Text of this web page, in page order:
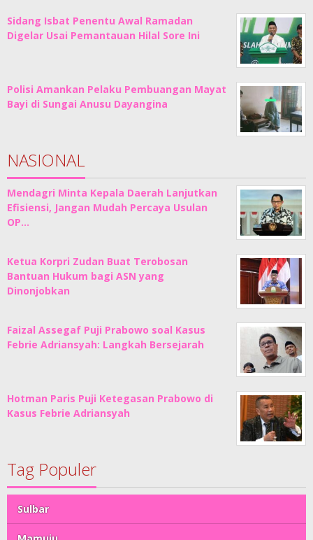
Sidang Isbat Penentu Awal Ramadan
Digelar Usai Pemantauan Hilal Sore Ini
Polisi Amankan Pelaku Pembuangan Mayat
Bayi di Sungai Anusu Dayangina
NASIONAL
Mendagri Minta Kepala Daerah Lanjutkan
Efisiensi, Jangan Mudah Percaya Usulan
OP…
Ketua Korpri Zudan Buat Terobosan
Bantuan Hukum bagi ASN yang
Dinonjobkan
Faizal Assegaf Puji Prabowo soal Kasus
Febrie Adriansyah: Langkah Bersejarah
Hotman Paris Puji Ketegasan Prabowo di
Kasus Febrie Adriansyah
Tag Populer
Sulbar